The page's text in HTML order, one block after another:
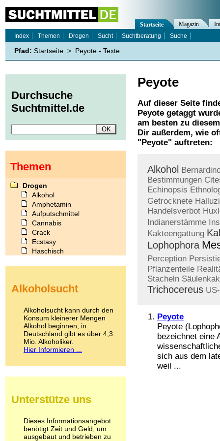
Peyote
Auf dieser Seite
Peyote getaggt
am besten zu
Dir außerdem, wie
" Peyote" auftreten:
Alkohol
Bestimmungen
Echinopsis
Getrocknete
Handelsverbot
Indianerstämme
Kakteengattung
Lophophora
Perception
Pflanzenteile
Stacheln
Trichocereus
Peyote
Peyote
bezeichnet eine
sich aus dem
weil ...
Startseite Magazin
Index
Themen Drogen Sucht Suchtberatung Suche
Pfad: Startseite > Peyote - Texte
Durchsuche
Suchtmittel.de
Themen
Drogen
Alkohol
Amphetamin
Aufputschmittel
Cannabis
Crack
Ecstasy
Haschisch
Kokain
LSD
Marihuana
Medikamente
Meskalin
Metamphetamin
Methadon
Pilze
Psychopharmaka
Schlafmittel
Schmerzmittel
Alkoholsucht
Alkoholsucht kann durch den
Konsum kleinerer Mengen
Alkohol beginnen, in
Deutschland gibt es über 4,3
Mio. Alkoholiker.
Hier Informieren ...
Unterstütze uns
Dieses Informationsangebot
benötigt Zeit und Geld, um
ausgebaut und betrieben zu